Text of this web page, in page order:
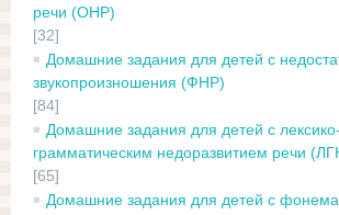
речи (ОНР)
[32]
Домашние задания для детей с
звукопроизношения (ФНР)
[84]
Домашние задания для детей с лексико-
грамматическим недоразвитием речи
[65]
Домашние задания для детей с